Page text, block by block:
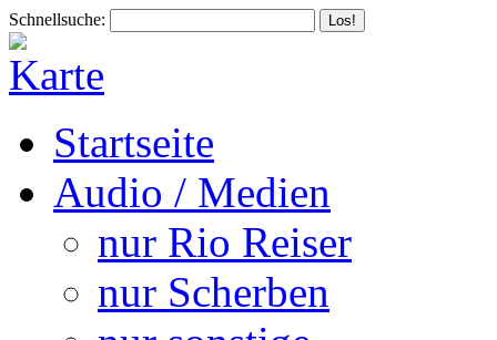
Schnellsuche:
Startseite
Audio / Medien
nur Rio Reiser
nur Scherben